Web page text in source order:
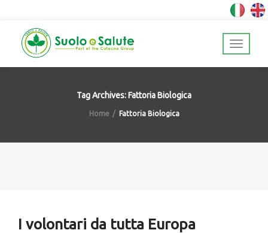
Tag Archives: Fattoria Biologica
Home Fattoria Biologica
I volontari da tutta Europa